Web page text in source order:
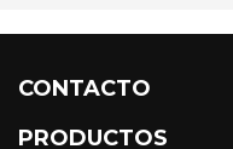
CONTACTO
PRODUCTOS